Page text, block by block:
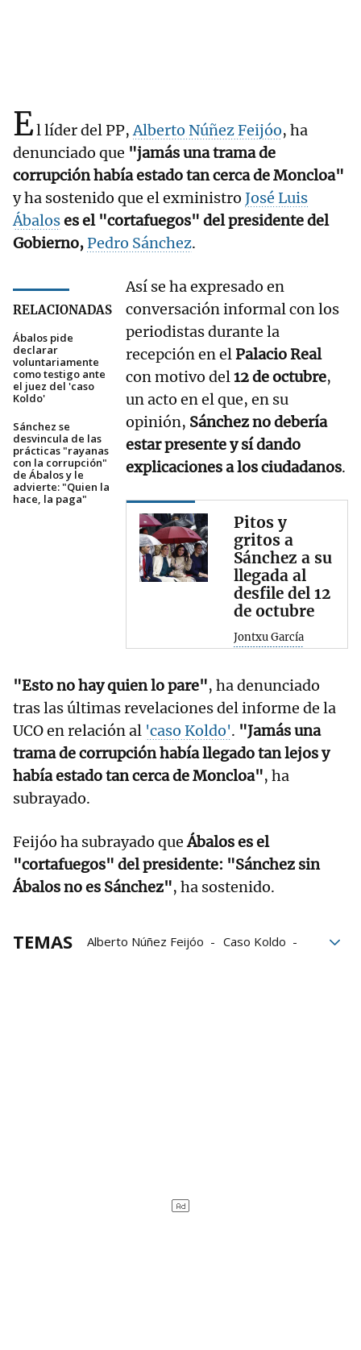
El líder del PP,Alberto Núñez Feijóo, ha
denunciado que "jamás una trama de
corrupción había estado tan cerca de Moncloa"
y ha sostenido que el exministro José Luis
Ábaloses el "cortafuegos" del presidente del
Gobierno,Pedro Sánchez.
RELACIONADAS
Ábalos pide
declarar
voluntariamente
como testigo ante
el juez del 'caso
Koldo'
Sánchez se
desvincula de las
prácticas "rayanas
con la corrupción"
de Ábalos y le
advierte: "Quien la
hace, la paga"
Así se ha expresado en
conversación informal con los
periodistas durante la
recepción en elPalacio Real
con motivo del12 de octubre,
un acto en el que, en su
opinión, Sánchez no debería
estar presente y sí dando
explicaciones a los ciudadanos.
Pitos y
gritos a
Sánchez a su
llegada al
desfile del 12
de octubre
Jontxu García
"Esto no hay quien lo pare", ha denunciado
tras las últimas revelaciones del informe de la
UCO en relación al 'caso Koldo'. "Jamás una
trama de corrupción había llegado tan lejos y
había estado tan cerca de Moncloa", ha
subrayado.
Feijóo ha subrayado queÁbalos es el
"cortafuegos" del presidente: "Sánchez sin
Ábalos no es Sánchez", ha sostenido.
TEMAS Alberto Núñez Feijóo
Caso Koldo